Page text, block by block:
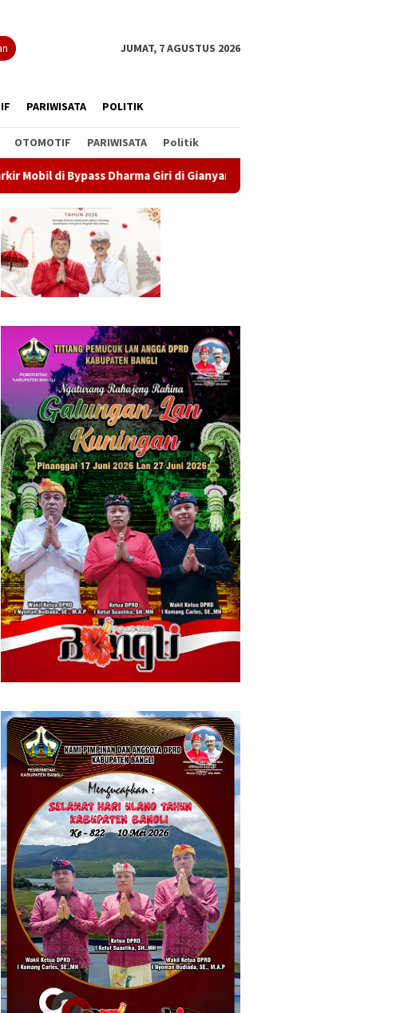
JUMAT, 7 AGUSTUS 2026
PARIWISATA POLITIK
OTOMOTIF PARIWISATA Politik
Dharma Giri di Gianyar, Nihil Pengawasan